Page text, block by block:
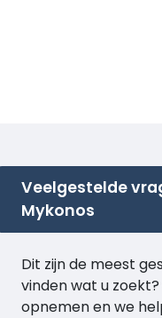
Veelgestelde
Mykonos
Dit zijn de meest
vinden wat u
opnemen en we